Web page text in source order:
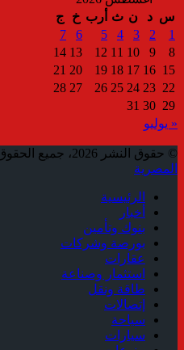
س د ن ث أرب خ
ج
1
2
3
4
5
6
7
8
9
10
11
12
13
14
15
16
17
18
19
20
21
22
23
24
25
26
27
28
29
30
31
« يوليو
© حقوق النشر 2026، جميع الحقوق محفوظة |
المصرية
الرئيسية
أخبار
بنوك وتأمين
بورصة وشركات
عقارات
استثمار وصناعة
طاقة ونقل
إتصالات
سياحة
سيارات